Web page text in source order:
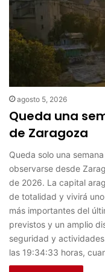
agosto 5, 2026
Queda una
de Zaragoza
Queda solo una
observarse desde
de 2026. La capital
de totalidad y vivirá
más importantes del
previstos y un amplio
seguridad y
las 19:34:33 horas,